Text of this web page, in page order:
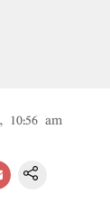
10:56 am